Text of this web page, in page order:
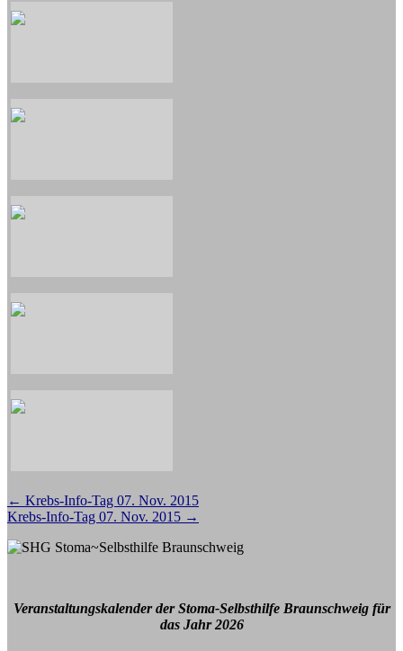
Beitragsnavigation
← Krebs-Info-Tag 07. Nov. 2015
Krebs-Info-Tag 07. Nov. 2015 →
Veranstaltungskalender der Stoma-Selbsthilfe Braunschweig für
das Jahr 2026